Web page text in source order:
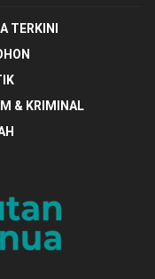
TERKINI
& KRIMINAL